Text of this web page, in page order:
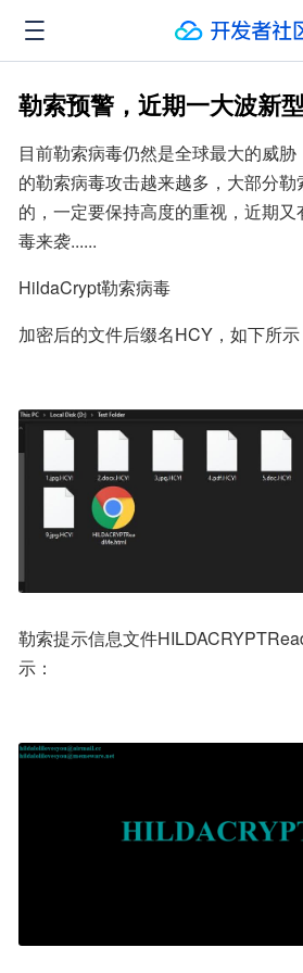
勒索预警，近期一大波新
目前勒索病毒仍然是全球最大的威
的勒索病毒攻击越来越多，大部分
的，一定要保持高度的重视，近期
毒来袭......
HildaCrypt勒索病毒
加密后的文件后缀名HCY，如下所示
勒索提示信息文件
示：